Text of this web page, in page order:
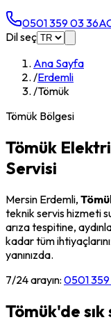
0501 359 03 36
Dil seç
Ana Sayfa
/Erdemli
/Tömük
Tömük Bölgesi
Tömük
Servisi
Mersin Erdemli,
teknik servis hizmeti
arıza tespitine,
kadar tüm
yanınızda.
7/24 arayın: 0501
Tömük'de